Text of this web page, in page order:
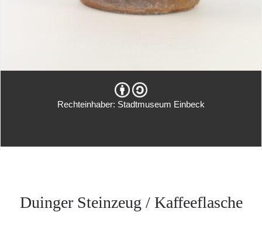
Rechteinhaber: Stadtmuseum Einbeck
Duinger Steinzeug / Kaffeeflasche